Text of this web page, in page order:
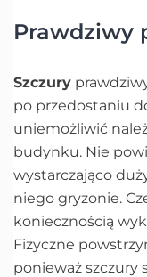
Prawdziwy
Szczury
po przedostaniu
uniemożliwić
budynku. Nie
wystarczająco
niego gryzonie.
koniecznością
Fizyczne
ponieważ szczury